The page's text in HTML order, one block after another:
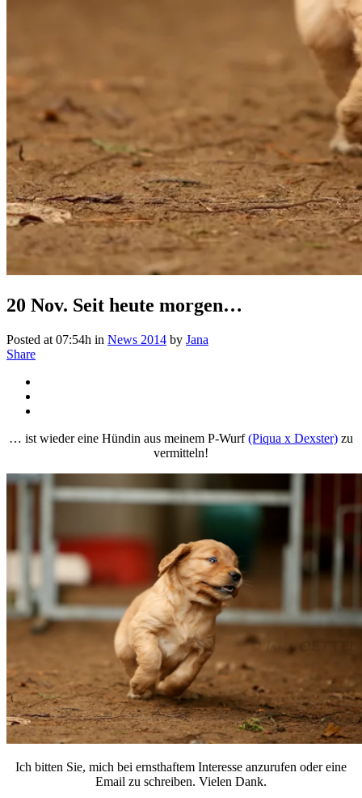
20 Nov. Seit heute morgen…
Posted at 07:54h in News 2014 by Jana
Share
… ist wieder eine Hündin aus meinem P-Wurf(Piqua x Dexster) zu
vermitteln!
Ich bitten Sie, mich bei ernsthaftem Interesse anzurufen oder eine
Email zu schreiben. Vielen Dank.